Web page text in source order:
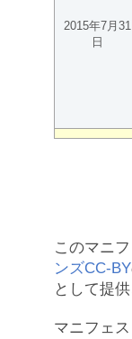
2015年7月31
日
このマニフ
ンズCC-BY
として提
マニフェ